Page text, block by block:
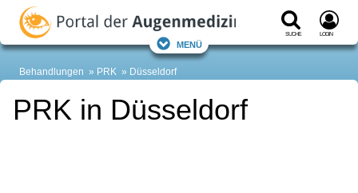
Suche Login
Menü
Behandlungen PRK Düsseldorf
PRK in Düsseldorf